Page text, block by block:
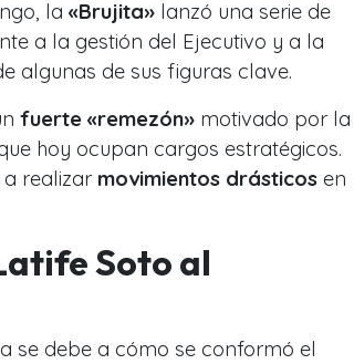
la «Brujita» lanzó una serie de
a la gestión del Ejecutivo y a la
algunas de sus figuras clave.
fuerte «remezón» motivado por la
hoy ocupan cargos estratégicos.
realizar movimientos drásticos en
Soto al
se debe a cómo se conformó el